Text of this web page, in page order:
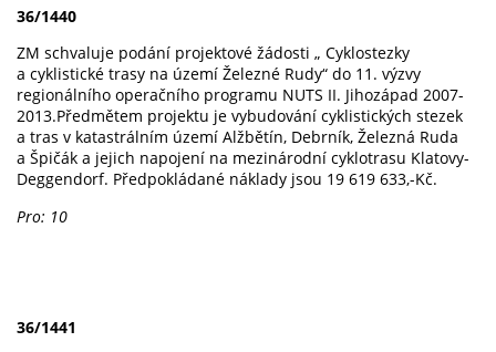
36/1440
ZM schvaluje podání projektové žádosti „ Cyklostezky
a cyklistické trasy na území Železné Rudy“ do 11. výzvy
regionálního operačního programu NUTS II. Jihozápad 2007-
2013.Předmětem projektu je vybudování cyklistických stezek
a tras v katastrálním území Alžbětín, Debrník, Železná Ruda
a Špičák a jejich napojení na mezinárodní cyklotrasu Klatovy-
Deggendorf. Předpokládané náklady jsou 19 619 633,-Kč.
Pro: 10
36/1441